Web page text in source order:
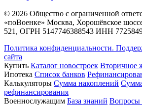
© 2026 Общество с ограниченной
«поВоенке» Москва, Хорошёвское
521, ОГРН 5147746388543 ИНН
Политика конфиденциальности.
сайта
Купить Каталог новостроек Вторичное
Ипотека Список банков
Калькуляторы Сумма накоплений
рефинансирования
Военнослужащим База знаний Вопросы